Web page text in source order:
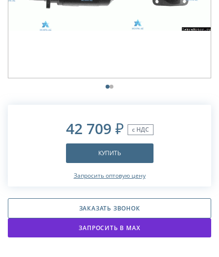
42 709 ₽ с НДС
КУПИТЬ
Запросить оптовую цену
ЗАКАЗАТЬ ЗВОНОК
ЗАПРОСИТЬ В МАХ